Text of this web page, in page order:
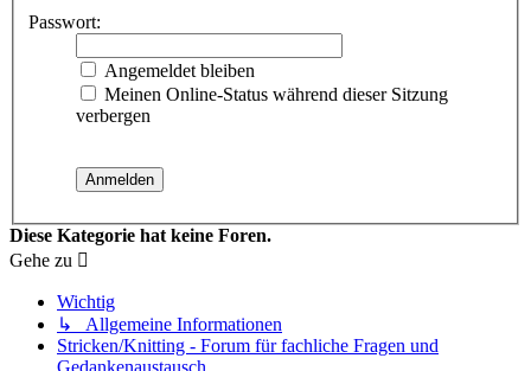
Passwort:
Angemeldet bleiben
Meinen Online-Status während dieser Sitzung
verbergen
Diese Kategorie hat keine Foren.
Gehe zu
Wichtig
↳ Allgemeine Informationen
Stricken/Knitting - Forum für fachliche Fragen und